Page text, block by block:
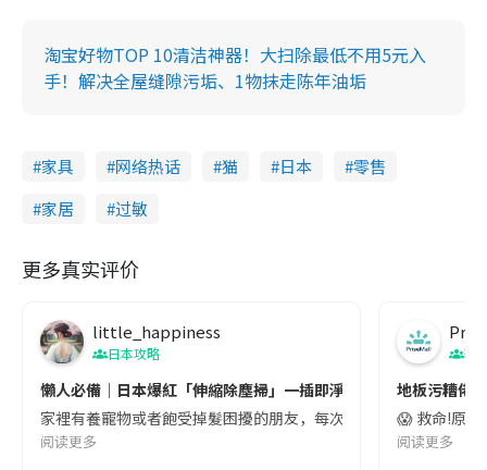
淘宝好物TOP 10清洁神器！大扫除最低不用5元入
手！解决全屋缝隙污垢、1物抹走陈年油垢
家具 网络热话 猫 日本
零售
家居
过敏
更多真实评价
little_happiness
日本攻略
懶人必備｜日本爆紅「伸縮除塵掃」一插即淨不髒手！貓狗奴、
家裡有養寵物或者飽受掉髮困擾的朋友，每次用傳統除塵紙拖把
阅读更多
著
地板污糟佬
😱 救命!原
阅读更多